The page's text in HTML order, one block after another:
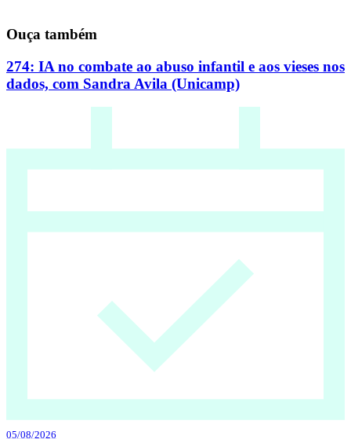
Ouça também
274: IA no combate ao abuso infantil e aos vieses nos
dados, com Sandra Avila (Unicamp)
05/08/2026